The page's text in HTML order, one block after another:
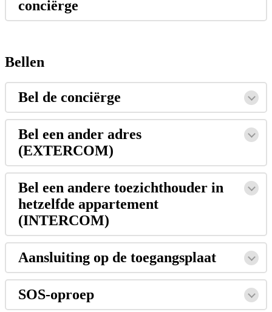
conciërge
Bellen
Bel de conciërge
Bel een ander adres
(EXTERCOM)
Bel een andere toezichthouder in
hetzelfde appartement
(INTERCOM)
Aansluiting op de toegangsplaat
SOS-oproep